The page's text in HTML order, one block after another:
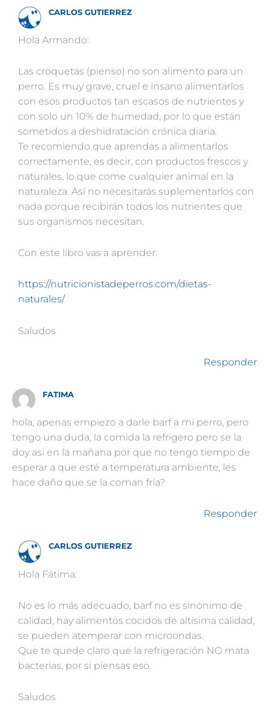
CARLOS GUTIERREZ
Hola Armando:
Las croquetas (pienso) no son alimento para un
perro. Es muy grave, cruel e insano alimentarlos
con esos productos tan escasos de nutrientes y
con solo un 10% de humedad, por lo que están
sometidos a deshidratación crónica diaria.
Te recomiendo que aprendas a alimentarlos
correctamente, es decir, con productos frescos y
naturales, lo que come cualquier animal en la
naturaleza. Así no necesitarás suplementarlos con
nada porque recibirán todos los nutrientes que
sus organismos necesitan.
Con este libro vas a aprender:
https://nutricionistadeperros.com/dietas-
naturales/
Saludos
Responder
FATIMA
hola, apenas empiezo a darle barf a mi perro, pero
tengo una duda, la comida la refrigero pero se la
doy asi en la mañana por que no tengo tiempo de
esperar a que esté a temperatura ambiente, les
hace daño que se la coman fría?
Responder
CARLOS GUTIERREZ
Hola Fátima:
No es lo más adecuado, barf no es sinónimo de
calidad, hay alimentos cocidos de altísima calidad,
se pueden atemperar con microondas.
Que te quede claro que la refrigeración NO mata
bacterias, por si piensas eso.
Saludos